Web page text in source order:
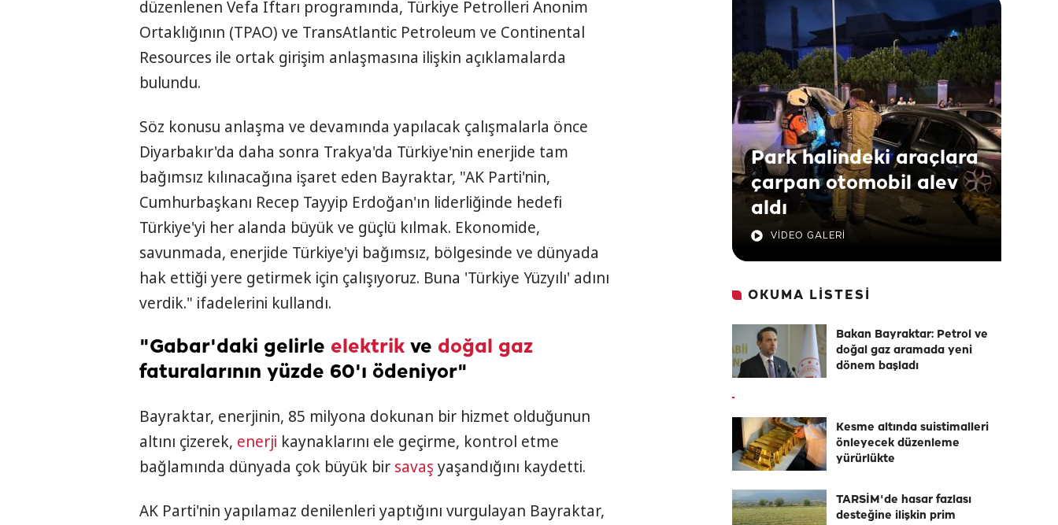
düzenlenen Vefa İftarı programında, Türkiye Petrolleri Anonim
Ortaklığının (TPAO) ve TransAtlantic Petroleum ve Continental
Resources ile ortak girişim anlaşmasına ilişkin açıklamalarda
bulundu.
Söz konusu anlaşma ve devamında yapılacak çalışmalarla önce
Diyarbakır'da daha sonra Trakya'da Türkiye'nin enerjide tam
bağımsız kılınacağına işaret eden Bayraktar, "AK Parti'nin,
Cumhurbaşkanı Recep Tayyip Erdoğan'ın liderliğinde hedefi
Türkiye'yi her alanda büyük ve güçlü kılmak. Ekonomide,
savunmada, enerjide Türkiye'yi bağımsız, bölgesinde ve dünyada
hak ettiği yere getirmek için çalışıyoruz. Buna 'Türkiye Yüzyılı' adını
verdik." ifadelerini kullandı.
"Gabar'daki gelirle elektrik ve doğal gaz
faturalarının yüzde 60'ı ödeniyor"
Bayraktar, enerjinin, 85 milyona dokunan bir hizmet olduğunun
altını çizerek, enerji kaynaklarını ele geçirme, kontrol etme
bağlamında dünyada çok büyük bir savaş yaşandığını kaydetti.
AK Parti'nin yapılamaz denilenleri yaptığını vurgulayan Bayraktar,
Park halindeki araçlara
çarpan otomobil alev
aldı
VİDEO GALERİ
OKUMA LİSTESİ
Bakan Bayraktar: Petrol ve
doğal gaz aramada yeni
dönem başladı
Kesme altında suistimalleri
önleyecek düzenleme
yürürlükte
TARSİM'de hasar fazlası
desteğine ilişkin prim